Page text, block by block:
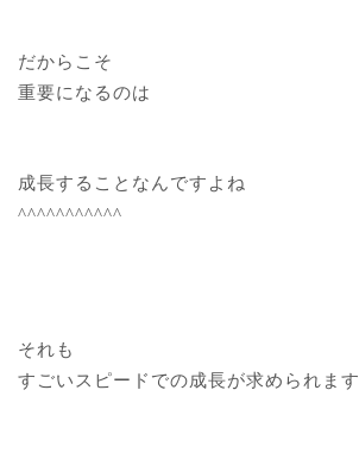
だからこそ
重要になるのは
成長することなんですよね
^^^^^^^^^^^
それも
すごいスピードでの成長が求められます